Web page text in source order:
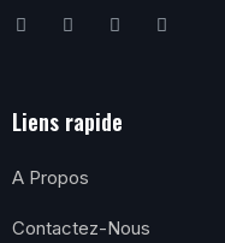
Liens rapide
A Propos
Contactez-Nous